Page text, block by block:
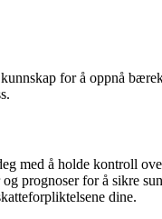
for å oppnå
med å holde kontroll
prognoser for å sikre
dine.